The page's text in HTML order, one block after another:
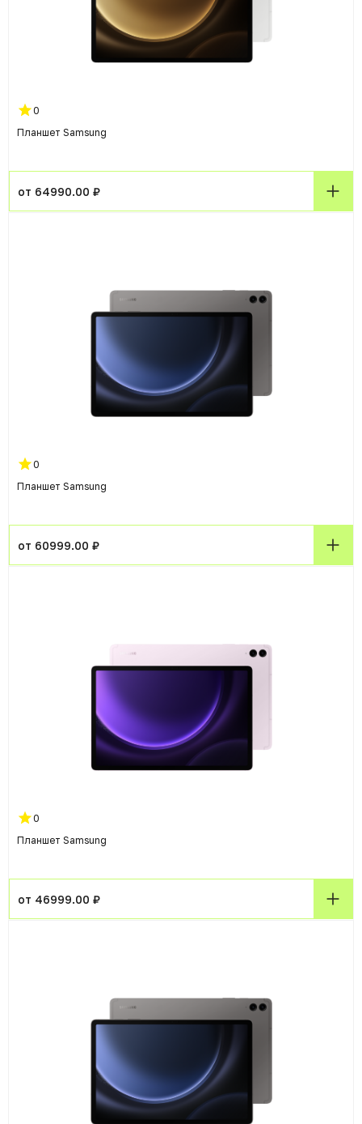
0
Планшет Samsung
от 64990.00 ₽
0
Планшет Samsung
от 60999.00 ₽
0
Планшет Samsung
от 46999.00 ₽